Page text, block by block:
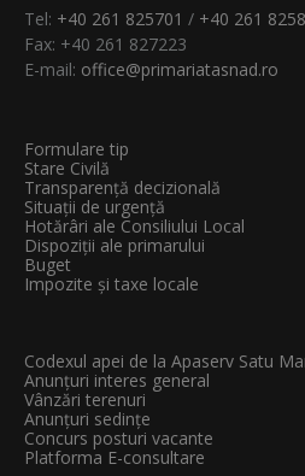
Tel: +40 261 825701 / +40 261
Fax: +40 261 827223
E-mail: office@primariatasnad.ro
Formulare tip
Stare Civilă
Transparenţă decizională
Situații de urgență
Hotărâri ale Consiliului Local
Dispoziții ale primarului
Buget
Impozite și taxe locale
Codexul apei de la Apaserv Satu
Anunțuri interes general
Vânzări terenuri
Anunțuri sedințe
Concurs posturi vacante
Platforma E-consultare